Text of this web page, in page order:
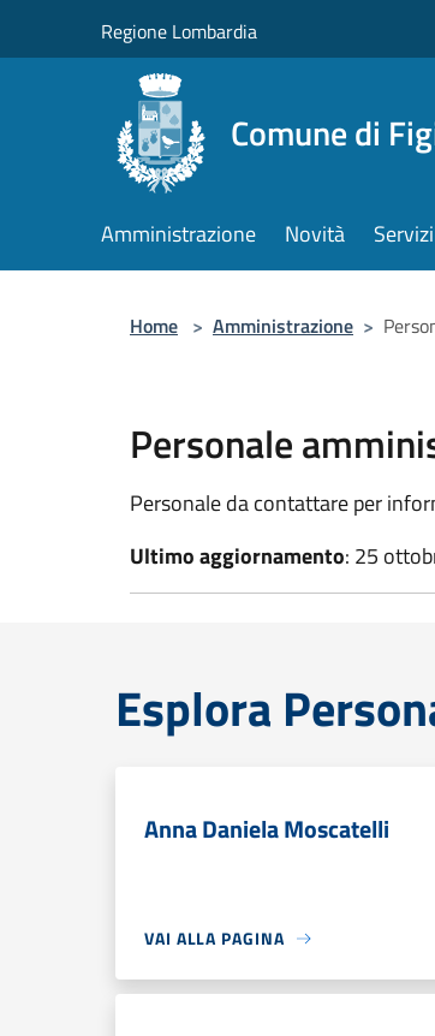
Regione Lombardia
Comune di
Amministrazione Novità Servizi
Home > Amministrazione >
Personale
Personale da contattare per
Ultimo aggiornamento: 25
Esplora
Anna Daniela Moscatelli
VAI ALLA PAGINA